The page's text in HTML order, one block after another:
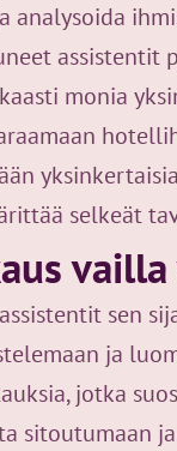
analysoida
assistentit
monia
selkeät
sen
ja
jotka
sitoutumaan